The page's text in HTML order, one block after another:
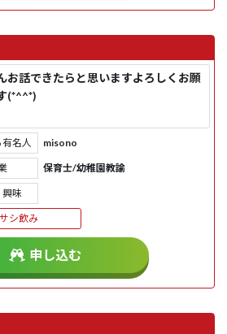
お話できたらと思いますよろしくお願
(*^^*)
名人 misono
保育士/幼稚園教諭
味
サシ飲み
申し込む